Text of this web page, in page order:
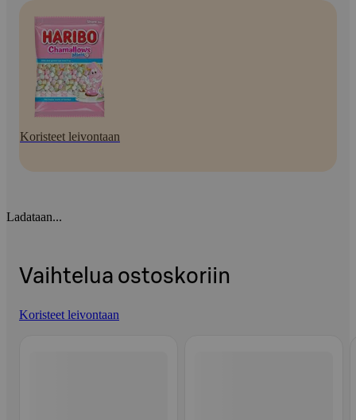
Koristeet leivontaan
Ladataan...
Vaihtelua ostoskoriin
Koristeet leivontaan